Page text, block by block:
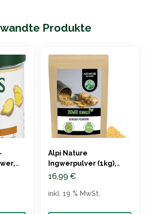
Produkte
Alpi Nature
Ingwerpulver (1kg),
100% naturrein, vegan
16,99 €
inkl. 19 % MwSt.